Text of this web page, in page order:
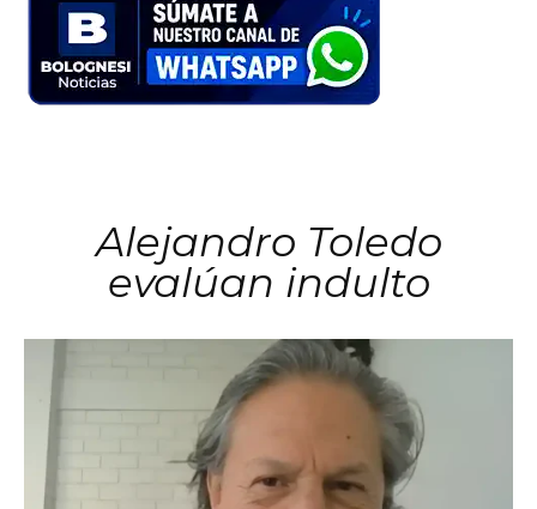
Alejandro Toledo
evalúan indulto